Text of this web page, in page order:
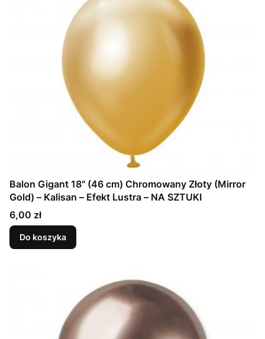
Balon Gigant 18" (46 cm) Chromowany Złoty (Mirror
Gold) – Kalisan – Efekt Lustra – NA SZTUKI
Cena
6,00 zł
Do koszyka